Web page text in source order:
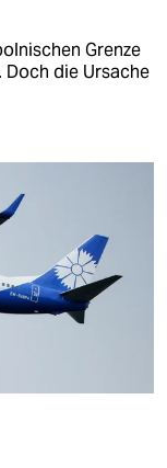
Grenze
die Ursache